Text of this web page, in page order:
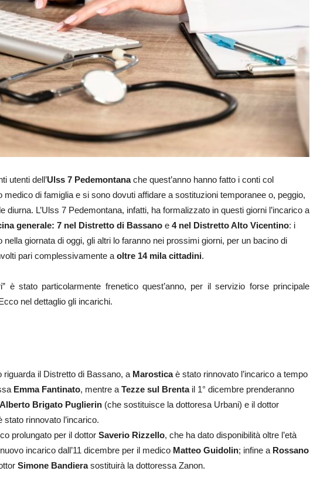
utenti dell’Ulss 7 Pedemontanache quest’anno hanno fatto i conti col
medico di famiglia e si sono dovuti affidare a sostituzioni temporanee o, peggio,
diurna. L’Ulss 7 Pedemontana, infatti, ha formalizzato in questi giorni l’incarico a
generale: 7 nel Distretto di Bassano e 4 nel Distretto Alto Vicentino: i
giornata di oggi, gli altri lo faranno nei prossimi giorni, per un bacino di
pari complessivamente a oltre 14 mila cittadini.
è stato particolarmente frenetico quest’anno, per il servizio forse principale
nel dettaglio gli incarichi.
riguarda il Distretto di Bassano, a Marosticaè stato rinnovato l’incarico a tempo
Emma Fantinato, mentre a Tezze sul Brentail 1° dicembre prenderanno
Brigato Puglierin (che sostituisce la dottoresa Urbani) e il dottor
stato rinnovato l’incarico.
prolungato per il dottor Saverio Rizzello, che ha dato disponibilità oltre l’età
incarico dall’11 dicembre per il medico Matteo Guidolin; infine a Rossano
Simone Bandierasostituirà la dottoressa Zanon.